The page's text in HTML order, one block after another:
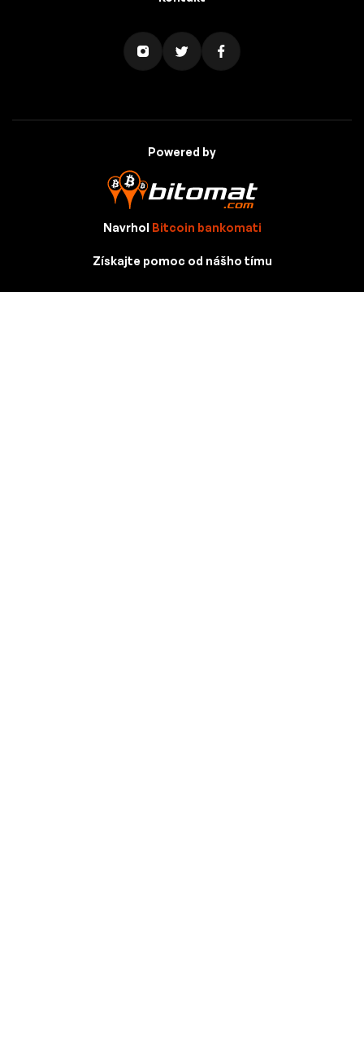
Powered by
Navrhol Bitcoin bankomati
Získajte pomoc od nášho tímu